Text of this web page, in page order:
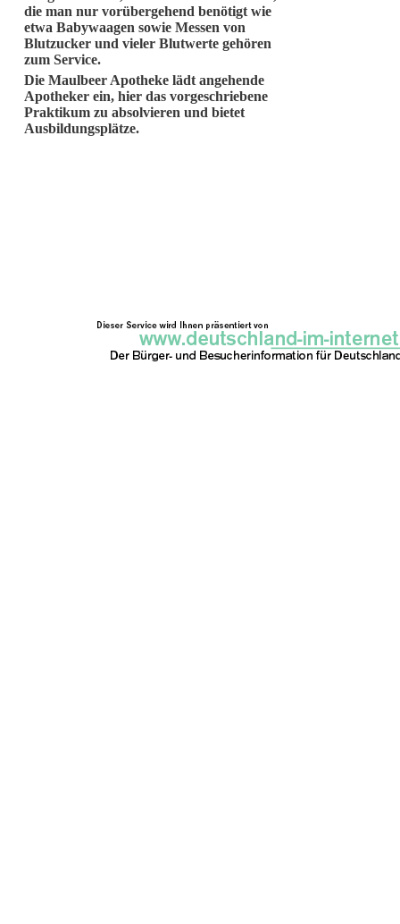
die man nur vorübergehend benötigt wie
etwa Babywaagen sowie Messen von
Blutzucker und vieler Blutwerte gehören
zum Service.
Die Maulbeer Apotheke lädt angehende
Apotheker ein, hier das vorgeschriebene
Praktikum zu absolvieren und bietet
Ausbildungsplätze.